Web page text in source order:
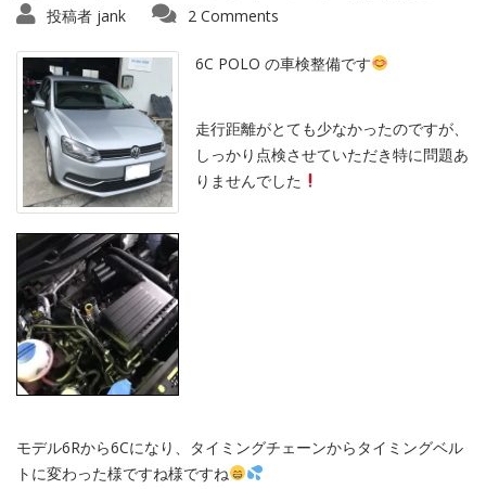
投稿者 jank 2 Comments
6C POLO の車検整備です
走行距離がとても少なかったのですが、
しっかり点検させていただき特に問題あ
りませんでした
モデル6Rから6Cになり、タイミングチェーンからタイミングベル
トに変わった様ですね様ですね